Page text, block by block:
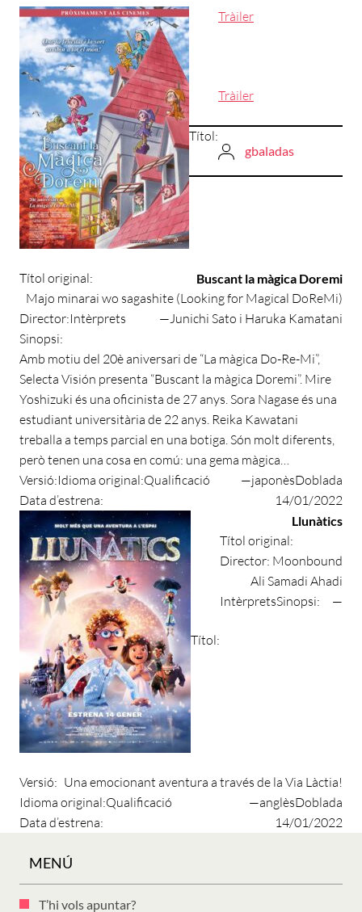
Títol:
Buscant la màgica Doremi
Títol original:
Majo minarai wo sagashite (Looking for Magical DoReMi)
Director:
Junichi Sato i Haruka Kamatani
Intèrprets
—
Sinopsi:
Amb motiu del 20è aniversari de “La màgica Do-Re-Mi”,
Selecta Visión presenta “Buscant la màgica Doremi”. Mire
Yoshizuki és una oficinista de 27 anys. Sora Nagase és una
estudiant universitària de 22 anys. Reika Kawatani
treballa a temps parcial en una botiga. Són molt diferents,
però tenen una cosa en comú: una gema màgica…
Versió:
Doblada
Idioma original: japonès
Qualificació
—
Data d’estrena:
14/01/2022
Tràiler
Títol:
Llunàtics
Títol original:
Moonbound
Director:
Ali Samadi Ahadi
Intèrprets
—
Sinopsi:
Una emocionant aventura a través de la Via Làctia!
Versió:
Doblada
Idioma original: anglès
Qualificació
—
Data d’estrena:
14/01/2022
Tràiler
gbaladas
MENÚ
T’hi vols apuntar?